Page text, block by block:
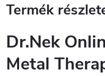
Termék
Dr.Nek
Metal